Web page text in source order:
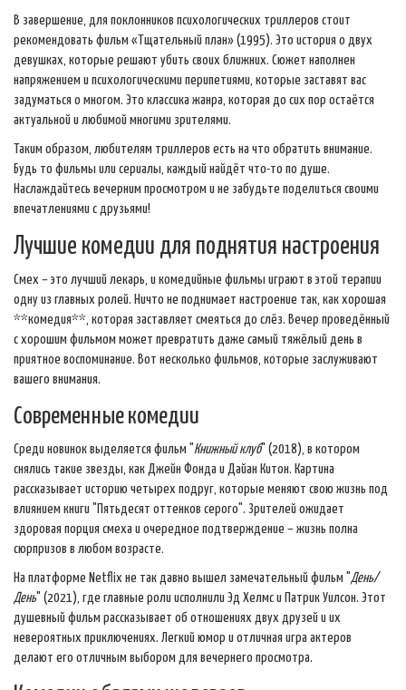
В завершение, для поклонников психологических триллеров стоит
рекомендовать фильм «Тщательный план» (1995). Это история о двух
девушках, которые решают убить своих ближних. Сюжет наполнен
напряжением и психологическими перипетиями, которые заставят вас
задуматься о многом. Это классика жанра, которая до сих пор остаётся
актуальной и любимой многими зрителями.
Таким образом, любителям триллеров есть на что обратить внимание.
Будь то фильмы или сериалы, каждый найдёт что-то по душе.
Наслаждайтесь вечерним просмотром и не забудьте поделиться своими
впечатлениями с друзьями!
Лучшие комедии для поднятия настроения
Смех – это лучший лекарь, и комедийные фильмы играют в этой терапии
одну из главных ролей. Ничто не поднимает настроение так, как хорошая
**комедия**, которая заставляет смеяться до слёз. Вечер проведённый
с хорошим фильмом может превратить даже самый тяжёлый день в
приятное воспоминание. Вот несколько фильмов, которые заслуживают
вашего внимания.
Современные комедии
Среди новинок выделяется фильм "Книжный клуб" (2018), в котором
снялись такие звезды, как Джейн Фонда и Дайан Китон. Картина
рассказывает историю четырех подруг, которые меняют свою жизнь под
влиянием книги "Пятьдесят оттенков серого". Зрителей ожидает
здоровая порция смеха и очередное подтверждение – жизнь полна
сюрпризов в любом возрасте.
На платформе Netflix не так давно вышел замечательный фильм "День/
День" (2021), где главные роли исполнили Эд Хелмс и Патрик Уилсон. Этот
душевный фильм рассказывает об отношениях двух друзей и их
невероятных приключениях. Легкий юмор и отличная игра актеров
делают его отличным выбором для вечернего просмотра.